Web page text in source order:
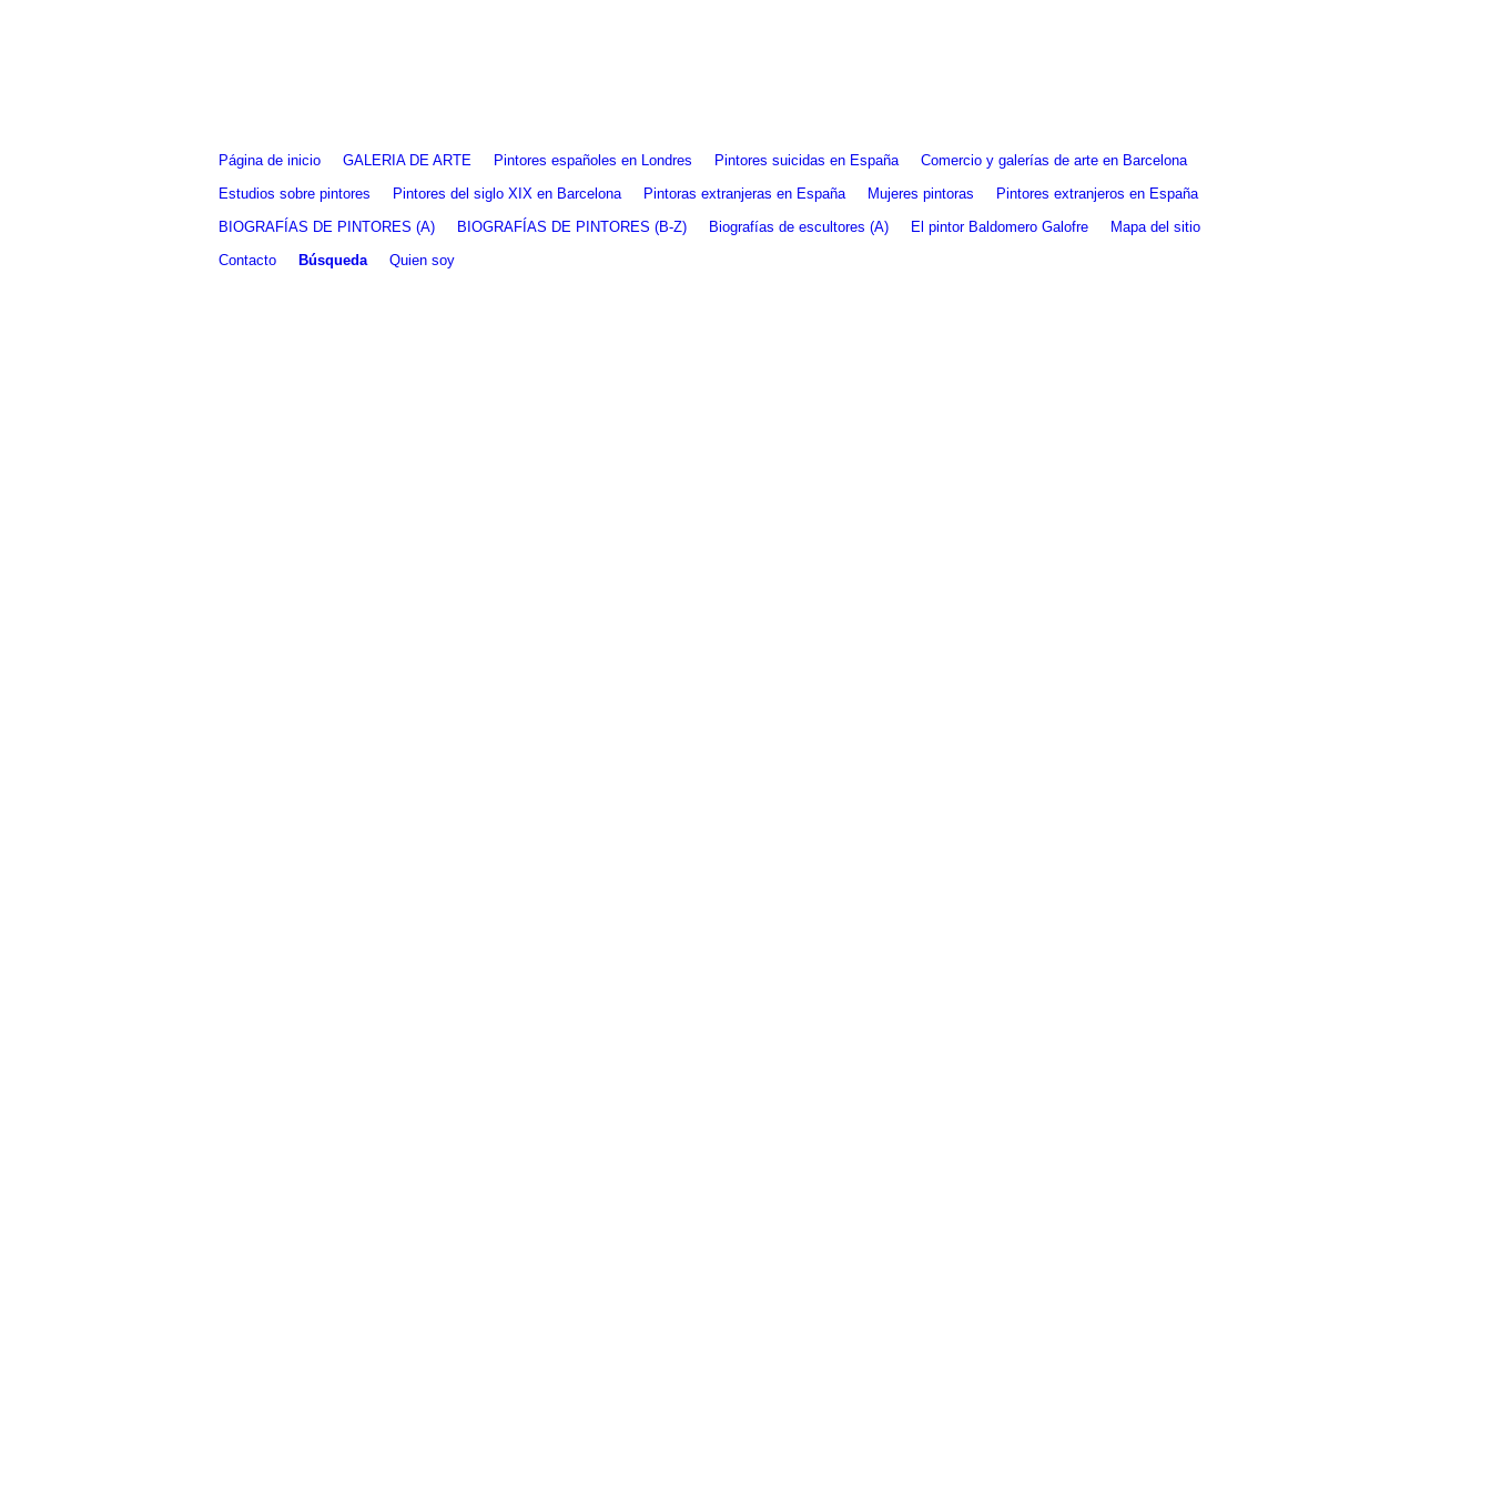
Página de inicio GALERIA DE ARTE Pintores españoles en Londres Pintores suicidas en España
Comercio y galerías de arte en Barcelona
Estudios sobre pintores
Pintores del siglo XIX en Barcelona Pintoras extranjeras en España Mujeres pintoras
Pintores extranjeros en España
BIOGRAFÍAS DE PINTORES (A)
BIOGRAFÍAS DE PINTORES (B-Z) Biografías de escultores (A) El pintor Baldomero Galofre
Mapa del sitio
Contacto
Búsqueda Quien soy